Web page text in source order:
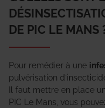
DE PIC LE MANS
Pour remédier à une
pulvérisation
Il faut mettre en place
PIC Le Mans, vous